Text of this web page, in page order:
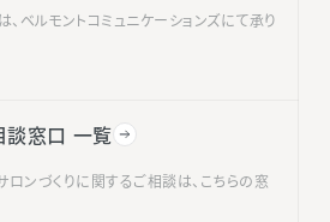
ベルモントコミュニケーションズにて承り
談窓口 一覧
ロンづくりに関するご相談は、こちらの窓